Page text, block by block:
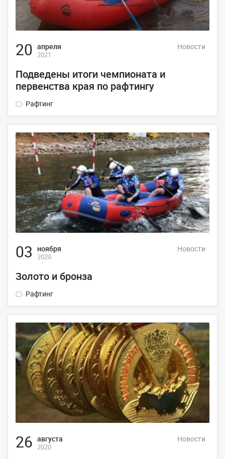
20 апреля
2021
Новости
Подведены итоги чемпионата и
первенства края по рафтингу
Рафтинг
03 ноября
2020
Новости
Золото и бронза
Рафтинг
26 августа
2020
Новости